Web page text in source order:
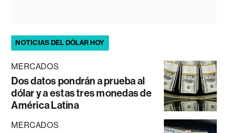
NOTICIAS DEL DÓLAR HOY
MERCADOS
Dos datos pondrán a prueba al
dólar y a estas tres monedas de
América Latina
MERCADOS